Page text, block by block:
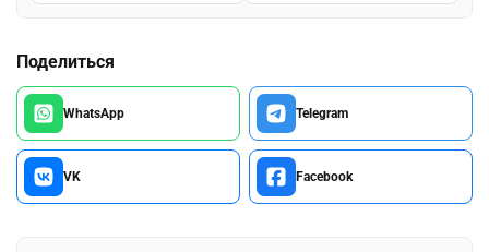
Поделиться
WhatsApp Telegram
VK Facebook